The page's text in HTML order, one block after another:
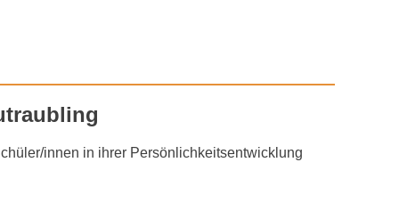
innen in ihrer Persönlichkeitsentwicklung